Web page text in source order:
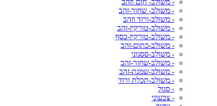
- משולב- חום וזהב
- משולב- שחור-זהב
- משולב-ורוד וזהב
- משולב-טורקיז-זהב
- משולב-טורקיז-כסף
- משולב-כתום-זהב
- משולב-ססגוני
- משולב-שחור-זהב
- משולב-שמנת-זהב
- משולב-תכלת ורוד
- סגול
- צבעוני